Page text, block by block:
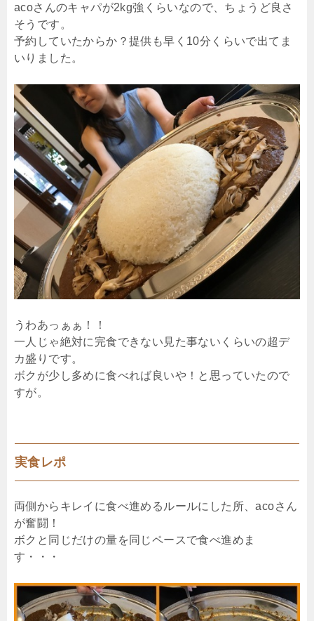
acoさんのキャパが2kg強くらいなので、ちょうど良さ
そうです。
予約していたからか？提供も早く10分くらいで出てま
いりました。
うわあっぁぁ！！
一人じゃ絶対に完食できない見た事ないくらいの超デ
カ盛りです。
ボクが少し多めに食べれば良いや！と思っていたので
すが。
実食レポ
両側からキレイに食べ進めるルールにした所、acoさん
が奮闘！
ボクと同じだけの量を同じペースで食べ進めま
す・・・